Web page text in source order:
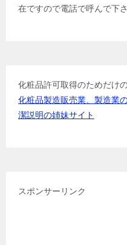
在ですので電話で呼んで下さ
化粧品許可取得のためだけ
化粧品製造販売業、製造業
潔説明の姉妹サイト
スポンサーリンク